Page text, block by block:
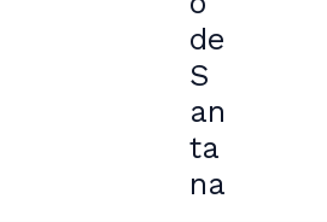
de
S
an
ta
na